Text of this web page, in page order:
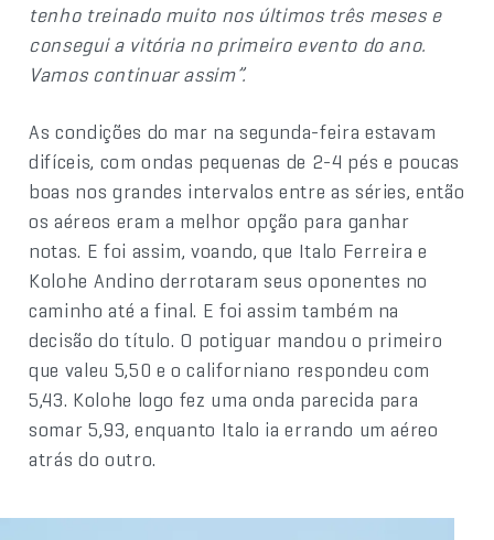
tenho treinado muito nos últimos três meses e
consegui a vitória no primeiro evento do ano.
Vamos continuar assim”.
As condições do mar na segunda-feira estavam
difíceis, com ondas pequenas de 2-4 pés e poucas
boas nos grandes intervalos entre as séries, então
os aéreos eram a melhor opção para ganhar
notas. E foi assim, voando, que Italo Ferreira e
Kolohe Andino derrotaram seus oponentes no
caminho até a final. E foi assim também na
decisão do título. O potiguar mandou o primeiro
que valeu 5,50 e o californiano respondeu com
5,43. Kolohe logo fez uma onda parecida para
somar 5,93, enquanto Italo ia errando um aéreo
atrás do outro.